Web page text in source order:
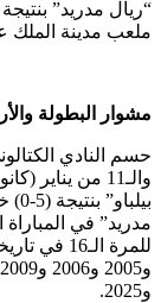
ملعب مدينة الملك
مشوار البطولة
حسم النادي
والـ11 من
مدريد” في المباراة
و2025.